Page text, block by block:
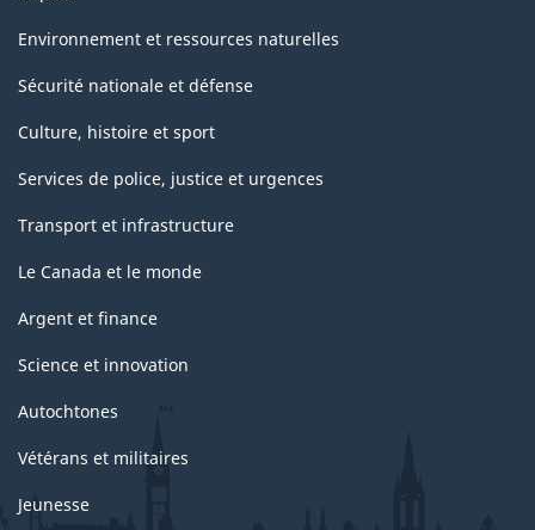
Environnement et ressources naturelles
Sécurité nationale et défense
Culture, histoire et sport
Services de police, justice et urgences
Transport et infrastructure
Le Canada et le monde
Argent et finance
Science et innovation
Autochtones
Vétérans et militaires
Jeunesse